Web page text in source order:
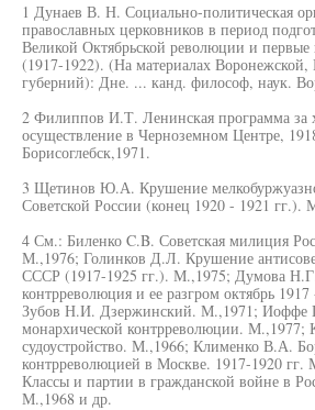
1 Дунаев В. Н. Социально-политическая
православных церковников в период
Великой Октябрьской революции и первые
(1917-1922). (На материалах Воронежской,
губерний): Дне. ... канд. философ, наук.
2 Филиппов И.Т. Ленинская программа за
осуществление в Черноземном Центре,
Борисоглебск,1971.
3 Щетинов Ю.А. Крушение
Советской России (конец 1920 - 1921 гг.).
4 См.: Биленко C.B. Советская милиция
М.,1976; Голинков Д.Л. Крушение
СССР (1917-1925 гг.). М.,1975; Думова Н.Г.
контрреволюция и ее разгром октябрь
Зубов Н.И. Дзержинский. М.,1971; Иоффе
монархической контрреволюции. М.,1977;
судоустройство. М.,1966; Клименко В.А.
контрреволюцией в Москве. 1917-1920
Классы и партии в гражданской войне в
М.,1968 и др.